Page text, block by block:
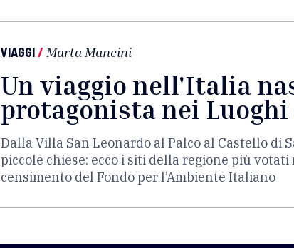
VIAGGI/ Marta Mancini
Un viaggio nell'Italia
protagonista nei Luoghi
Dalla Villa San Leonardo al Palco al Castello di
piccole chiese: ecco i siti della regione più
censimento del Fondo per l’Ambiente Italiano